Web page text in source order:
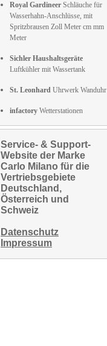
Royal Gardineer Schläuche für
Wasserhahn-Anschlüsse, mit
Spritzbrausen Zoll Meter cm mm
Meter
Sichler Haushaltsgeräte
Luftkühler mit Wassertank
St. Leonhard Uhrwerk Wanduhr
infactory Wetterstationen
Service- & Support-
Website der Marke
Carlo Milano für die
Vertriebsgebiete
Deutschland,
Österreich und
Schweiz
Datenschutz
Impressum